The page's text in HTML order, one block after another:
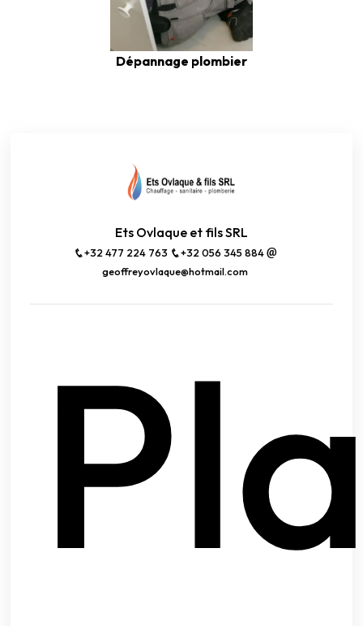
Dépannage plombier
Ets Ovlaque et fils SRL
+32 477 224 763
+32 056 345 884
geoffreyovlaque@hotmail.com